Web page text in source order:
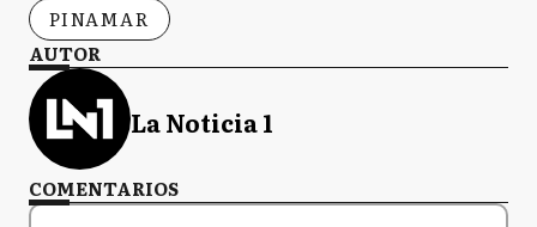
PINAMAR
AUTOR
La Noticia 1
COMENTARIOS